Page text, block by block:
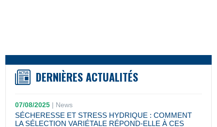
DERNIÈRES ACTUALITÉS
07/08/2025 | News
SÉCHERESSE ET STRESS HYDRIQUE : COMMENT
LA SÉLECTION VARIÉTALE RÉPOND-ELLE À CES